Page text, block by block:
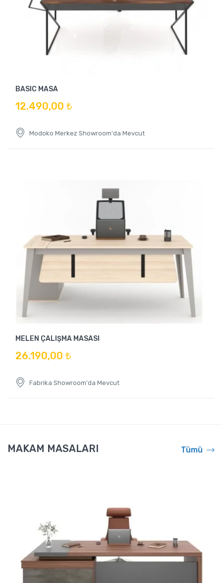
BASIC MASA
12.490,00 ₺
Modoko Merkez Showroom'da Mevcut
MELEN ÇALIŞMA MASASI
26.190,00 ₺
Fabrika Showroom'da Mevcut
MAKAM MASALARI Tümü